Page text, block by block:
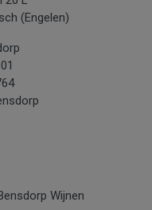
(Engelen)
Wijnen